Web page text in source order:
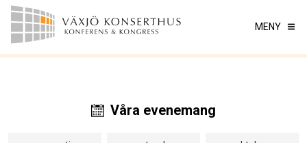
MENY
Våra evenemang